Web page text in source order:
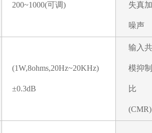
200~1000(可调) 失真加
噪声
(1W,8ohms,20Hz~20KHz)
±0.3dB
输入共
模抑制
比
(CMR)